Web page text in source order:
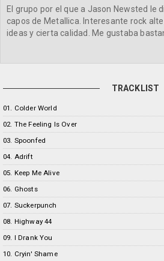
El grupo por el que a Jason Newsted le
capos de Metallica. Interesante rock
ideas y cierta calidad. Me gustaba
TRACKLIST
01. Colder World
02. The Feeling Is Over
03. Spoonfed
04. Adrift
05. Keep Me Alive
06. Ghosts
07. Suckerpunch
08. Highway 44
09. I Drank You
10. Cryin' Shame